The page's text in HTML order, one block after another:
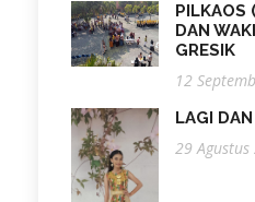
PILKAOS
DAN
GRESIK
12
LAGI
29 Agustus